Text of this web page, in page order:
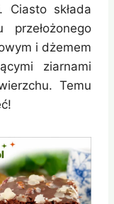
składa
i dżemem
ziarnami
Temu